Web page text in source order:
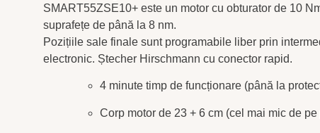
SMART55ZSE10+ este un motor cu obturator de 10
suprafețe de până la 8 nm.
Pozițiile sale finale sunt programabile liber prin
electronic. Ștecher Hirschmann cu conector rapid.
4 minute timp de funcționare (până la
Corp motor de 23 + 6 cm (cel mai mic de pe